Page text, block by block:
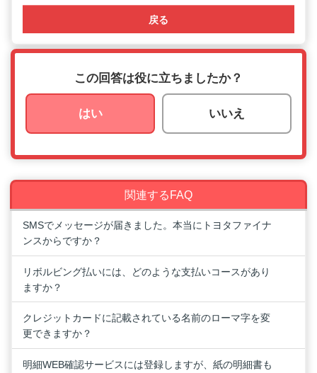
戻る
この回答は役に立ちましたか？
はい いいえ
関連するFAQ
SMSでメッセージが届きました。本当にトヨタファイナ
ンスからですか？
リボルビング払いには、どのような支払いコースがあり
ますか？
クレジットカードに記載されている名前のローマ字を変
更できますか？
明細WEB確認サービスには登録しますが、紙の明細書も